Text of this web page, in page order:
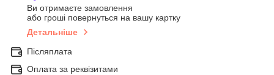
Ви отримаєте замовлення
або гроші повернуться на вашу картку
Детальніше
Післяплата
Оплата за реквізитами